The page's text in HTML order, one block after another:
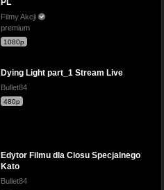
PL
Filmy Akcji
premium
1080p
Dying Light part_1 Stream Live
Bullet84
480p
Edytor Filmu dla Ciosu Specjalnego
Kato
Bullet84